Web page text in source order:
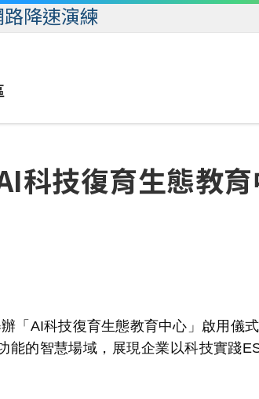
降速演練
科技復育生態教
「 AI科技復育生態教育中心」啟用儀
能的智慧場域，展現企業以科技實踐